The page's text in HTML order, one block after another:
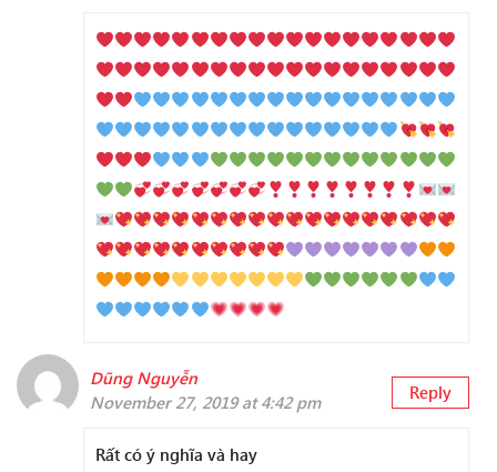
Dũng Nguyễn
November 27, 2019 at 4:42 pm
Reply
Rất có ý nghĩa và hay